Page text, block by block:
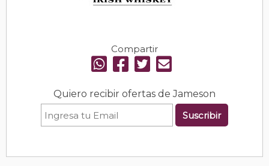
Compartir
Quiero recibir ofertas de Jameson
Suscribir